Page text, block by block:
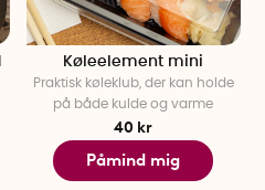
Køleelement mini
Praktisk køleklub, der kan holde
på både kulde og varme
40 kr
Påmind mig